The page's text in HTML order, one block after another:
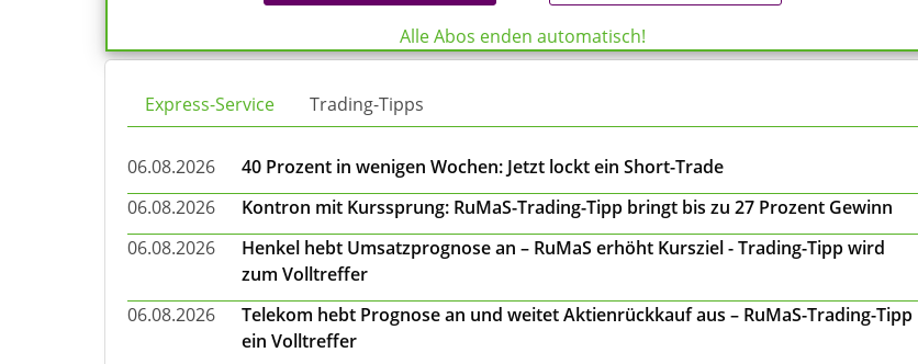
Alle Abos enden automatisch!
Express-Service Trading-Tipps
06.08.2026
40 Prozent in wenigen Wochen: Jetzt lockt ein Short-Trade
06.08.2026
Kontron mit Kurssprung: RuMaS-Trading-Tipp bringt bis zu 27 Prozent Gewinn
06.08.2026
Henkel hebt Umsatzprognose an – RuMaS erhöht Kursziel - Trading-Tipp wird
zum Volltreffer
06.08.2026
Telekom hebt Prognose an und weitet Aktienrückkauf aus – RuMaS-Trading-Tipp
ein Volltreffer